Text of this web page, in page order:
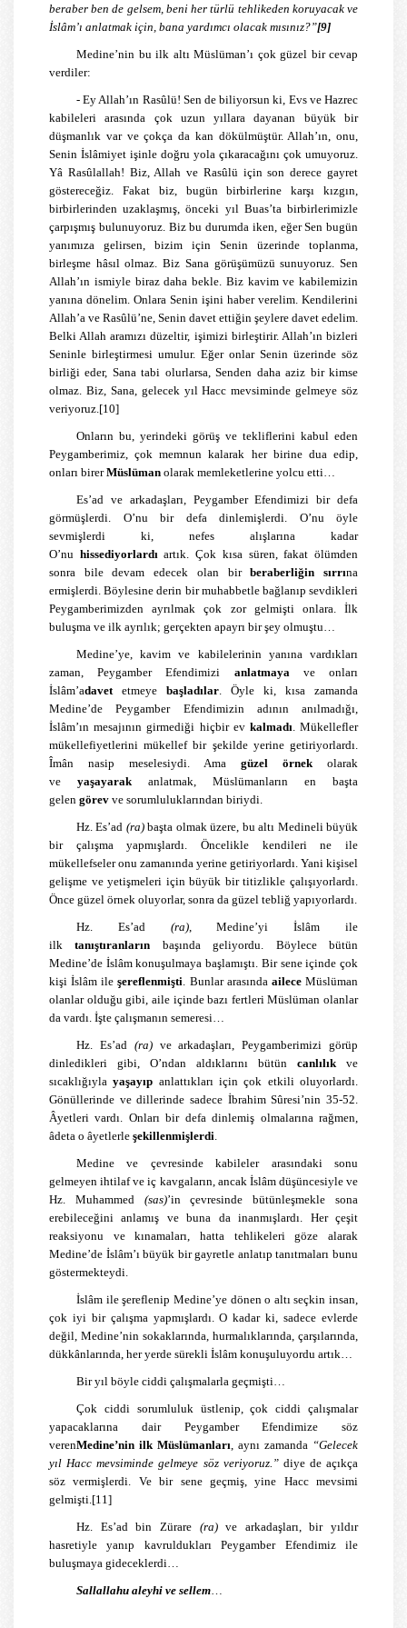
beraber ben de gelsem, beni her türlü tehlikeden koruyacak ve
İslâm’ı anlatmak için, bana yardımcı olacak mısınız?”[9]
Medine’nin bu ilk altı Müslüman’ı çok güzel bir cevap
verdiler:
- Ey Allah’ın Rasûlü! Sen de biliyorsun ki, Evs ve Hazrec
kabileleri arasında çok uzun yıllara dayanan büyük bir
düşmanlık var ve çokça da kan dökülmüştür. Allah’ın, onu,
Senin İslâmiyet işinle doğru yola çıkaracağını çok umuyoruz.
Yâ Rasûlallah! Biz, Allah ve Rasûlü için son derece gayret
göstereceğiz. Fakat biz, bugün birbirlerine karşı kızgın,
birbirlerinden uzaklaşmış, önceki yıl Buas’ta birbirlerimizle
çarpışmış bulunuyoruz. Biz bu durumda iken, eğer Sen bugün
yanımıza gelirsen, bizim için Senin üzerinde toplanma,
birleşme hâsıl olmaz. Biz Sana görüşümüzü sunuyoruz. Sen
Allah’ın ismiyle biraz daha bekle. Biz kavim ve kabilemizin
yanına dönelim. Onlara Senin işini haber verelim. Kendilerini
Allah’a ve Rasûlü’ne, Senin davet ettiğin şeylere davet edelim.
Belki Allah aramızı düzeltir, işimizi birleştirir. Allah’ın bizleri
Seninle birleştirmesi umulur. Eğer onlar Senin üzerinde söz
birliği eder, Sana tabi olurlarsa, Senden daha aziz bir kimse
olmaz. Biz, Sana, gelecek yıl Hacc mevsiminde gelmeye söz
veriyoruz. [10]
Onların bu, yerindeki görüş ve tekliflerini kabul eden
Peygamberimiz, çok memnun kalarak her birine dua edip,
onları birerMüslüman olarak memleketlerine yolcu etti…
Es’ad ve arkadaşları, Peygamber Efendimizi bir defa
görmüşlerdi. O’nu bir defa dinlemişlerdi. O’nu öyle
sevmişlerdi ki, nefes alışlarına kadar
O’nu hissediyorlardı artık. Çok kısa süren, fakat ölümden
sonra bile devam edecek olan birberaberliğin sırrına
ermişlerdi. Böylesine derin bir muhabbetle bağlanıp sevdikleri
Peygamberimizden ayrılmak çok zor gelmişti onlara. İlk
buluşma ve ilk ayrılık; gerçekten apayrı bir şey olmuştu…
Medine’ye, kavim ve kabilelerinin yanına vardıkları
zaman, Peygamber Efendimizi anlatmaya ve onları
İslâm’adavet etmeye başladılar . Öyle ki, kısa zamanda
Medine’de Peygamber Efendimizin adının anılmadığı,
İslâm’ın mesajının girmediği hiçbir ev kalmadı . Mükellefler
mükellefiyetlerini mükellef bir şekilde yerine getiriyorlardı.
Îmân nasip meselesiydi. Ama güzel örnek olarak
ve yaşayarak anlatmak, Müslümanların en başta
gelen görev ve sorumluluklarından biriydi.
Hz. Es’ad (ra)başta olmak üzere, bu altı Medineli büyük
bir çalışma yapmışlardı. Öncelikle kendileri ne ile
mükellefseler onu zamanında yerine getiriyorlardı. Yani kişisel
gelişme ve yetişmeleri için büyük bir titizlikle çalışıyorlardı.
Önce güzel örnek oluyorlar, sonra da güzel tebliğ yapıyorlardı.
Hz. Es’ad (ra), Medine’yi İslâm ile
ilktanıştıranların başında geliyordu. Böylece bütün
Medine’de İslâm konuşulmaya başlamıştı. Bir sene içinde çok
kişi İslâm ileşereflenmişti . Bunlar arasında aileceMüslüman
olanlar olduğu gibi, aile içinde bazı fertleri Müslüman olanlar
da vardı. İşte çalışmanın semeresi…
Hz. Es’ad (ra)ve arkadaşları, Peygamberimizi görüp
dinledikleri gibi, O’ndan aldıklarını bütün canlılık ve
sıcaklığıylayaşayıp anlattıkları için çok etkili oluyorlardı.
Gönüllerinde ve dillerinde sadece İbrahim Sûresi’nin 35-52.
Âyetleri vardı. Onları bir defa dinlemiş olmalarına rağmen,
âdeta o âyetlerle şekillenmişlerdi
Medine ve çevresinde kabileler arasındaki sonu
gelmeyen ihtilaf ve iç kavgaların, ancak İslâm düşüncesiyle ve
Hz. Muhammed (sas)’in çevresinde bütünleşmekle sona
erebileceğini anlamış ve buna da inanmışlardı. Her çeşit
reaksiyonu ve kınamaları, hatta tehlikeleri göze alarak
Medine’de İslâm’ı büyük bir gayretle anlatıp tanıtmaları bunu
göstermekteydi.
İslâm ile şereflenip Medine’ye dönen o altı seçkin insan,
çok iyi bir çalışma yapmışlardı. O kadar ki, sadece evlerde
değil, Medine’nin sokaklarında, hurmalıklarında, çarşılarında,
dükkânlarında, her yerde sürekli İslâm konuşuluyordu artık…
Bir yıl böyle ciddi çalışmalarla geçmişti…
Çok ciddi sorumluluk üstlenip, çok ciddi çalışmalar
yapacaklarına dair Peygamber Efendimize söz
verenMedine’nin ilk Müslümanları , aynı zamanda “Gelecek
yıl Hacc mevsiminde gelmeye söz veriyoruz.”diye de açıkça
söz vermişlerdi. Ve bir sene geçmiş, yine Hacc mevsimi
gelmişti. [11]
Hz. Es’ad bin Zürare (ra)ve arkadaşları, bir yıldır
hasretiyle yanıp kavruldukları Peygamber Efendimiz ile
buluşmaya gideceklerdi…
Sallallahu aleyhi ve sellem